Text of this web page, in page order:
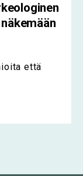
että